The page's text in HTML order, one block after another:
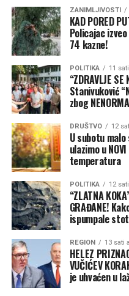
ZANIMLJIVOSTI
KAD PORED
Policajac
74 kazne!
POLITIKA 11
“ZDRAVLJE SE
Stanivuković
zbog
DRUŠTVO 12
U subotu malo
ulazimo u
temperatura
POLITIKA 12
“ZLATNA
GRAĐANE!
ispumpale
REGION 13 sati
HELEZ
VUČIĆEV
je uhvaćen u